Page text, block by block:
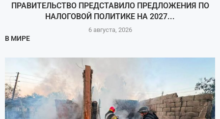
ПРАВИТЕЛЬСТВО ПРЕДСТАВИЛО ПРЕДЛОЖЕНИЯ ПО
НАЛОГОВОЙ ПОЛИТИКЕ НА 2027...
6 августа, 2026
В МИРЕ